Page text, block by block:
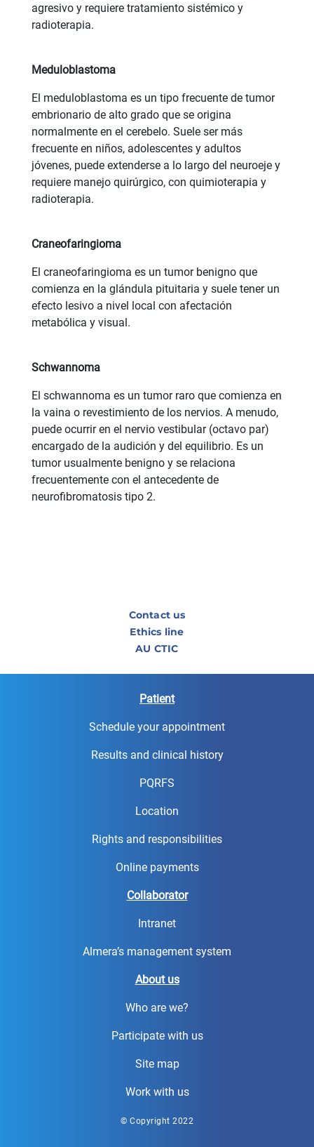
agresivo y requiere tratamiento sistémico y
radioterapia.
Meduloblastoma
El meduloblastoma es un tipo frecuente de tumor
embrionario de alto grado que se origina
normalmente en el cerebelo. Suele ser más
frecuente en niños, adolescentes y adultos
jóvenes, puede extenderse a lo largo del neuroeje y
requiere manejo quirúrgico, con quimioterapia y
radioterapia.
Craneofaringioma
El craneofaringioma es un tumor benigno que
comienza en la glándula pituitaria y suele tener un
efecto lesivo a nivel local con afectación
metabólica y visual.
Schwannoma
El schwannoma es un tumor raro que comienza en
la vaina o revestimiento de los nervios. A menudo,
puede ocurrir en el nervio vestibular (octavo par)
encargado de la audición y del equilibrio. Es un
tumor usualmente benigno y se relaciona
frecuentemente con el antecedente de
neurofibromatosis tipo 2.
Contact us
Ethics line
AU CTIC
Patient
Schedule your appointment
Results and clinical history
PQRFS
Location
Rights and responsibilities
Online payments
Collaborator
Intranet
Almera’s management system
About us
Who are we?
Participate with us
Site map
Work with us
© Copyright 2022